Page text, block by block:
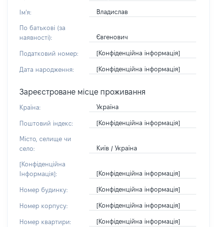
Ім'я: Владислав
По батькові (за
наявності):
Євгенович
Податковий номер: [Конфіденційна інформація]
Дата народження: [Конфіденційна інформація]
Зареєстроване місце проживання
Країна: Україна
Поштовий індекс: [Конфіденційна інформація]
Місто, селище чи
село:
Київ / Україна
[Конфіденційна
Інформація]:
[Конфіденційна інформація]
Номер будинку: [Конфіденційна інформація]
Номер корпусу: [Конфіденційна інформація]
Номер квартири: [Конфіденційна інформація]